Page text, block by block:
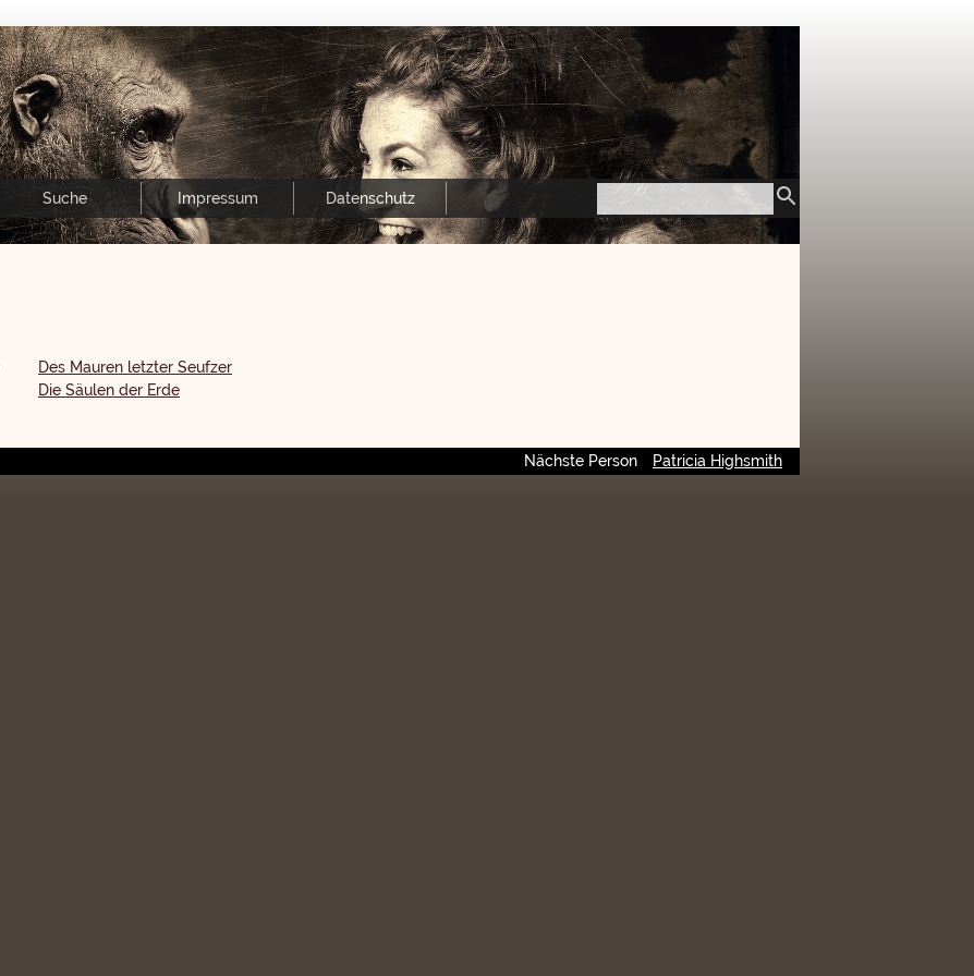
Suche Impressum Datenschutz
Des Mauren letzter Seufzer
Die Säulen der Erde
Nächste Person Patricia Highsmith